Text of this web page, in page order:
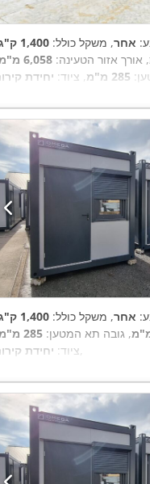
אחר, משקל כולל: 1,400 ק"ג
, אורך אזור הטעינה: 6,058 מ"מ
285 מ"מ , ציוד: יחידת
אחר, משקל כולל: 1,400 ק"ג
, גובה תא המטען: 285 מ"מ
ציוד: יחידת ,